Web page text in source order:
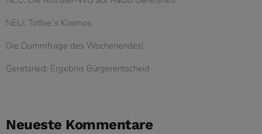
NEU: Tothie´s Kosmos
Die Dummfrage des Wochenendes!
Geretsried: Ergebnis Bürgerentscheid
Neueste Kommentare